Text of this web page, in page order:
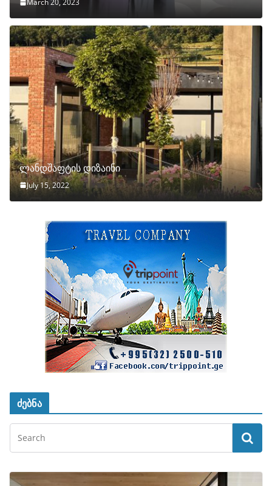
March 20, 2023
ლანდშაფტის დიზაინი
July 15, 2022
ძებნა